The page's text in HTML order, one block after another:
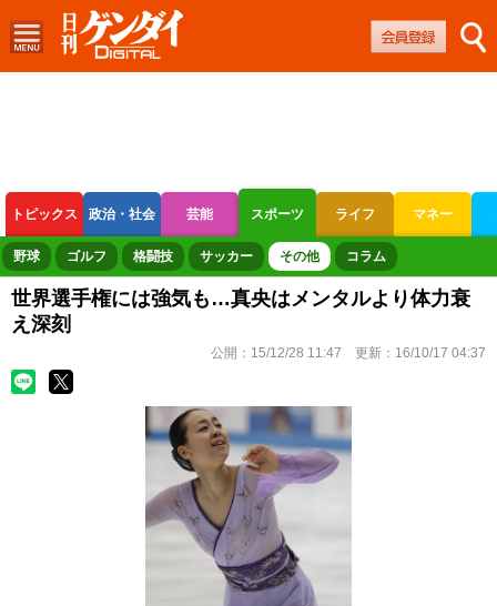
トピックス 政治・社会 芸能 スポーツ ライフ マネー
ボートレース 競輪 オートレース
野球 ゴルフ 格闘技 サッカー その他 コラム
世界選手権には強気も…真央はメンタルより体力衰
え深刻
公開： 15/12/28 11:47 更新： 16/10/17 04:37